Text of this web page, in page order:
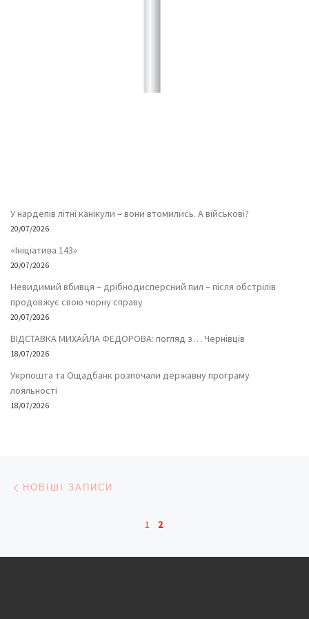
У нардепів літні канікули – вони втомились. А військові?
20/07/2026
«Ініціатива 143»
20/07/2026
Невидимий вбивця – дрібнодисперсний пил – після обстрілів
продовжує свою чорну справу
20/07/2026
ВІДСТАВКА МИХАЙЛА ФЕДОРОВА: погляд з… Чернівців
18/07/2026
Укрпошта та Ощадбанк розпочали державну програму
лояльності
18/07/2026
Навігація записів
НОВІШІ ЗАПИСИ
1 2